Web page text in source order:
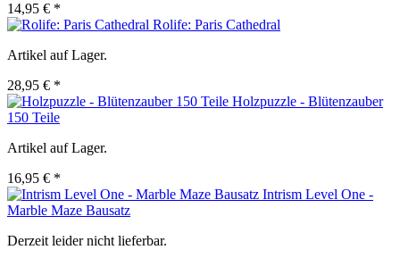
14,95 € *
Rolife: Paris Cathedral
Artikel auf Lager.
28,95 € *
Holzpuzzle - Blütenzauber
150 Teile
Artikel auf Lager.
16,95 € *
Intrism Level One -
Marble Maze Bausatz
Derzeit leider nicht lieferbar.